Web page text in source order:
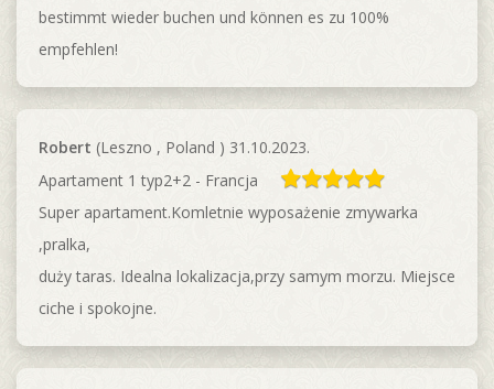
bestimmt wieder buchen und können es zu 100%
empfehlen!
Robert (Leszno , Poland ) 31.10.2023.
Apartament 1 typ2+2 - Francja
Super apartament.Komletnie wyposażenie zmywarka
,pralka,
duży taras. Idealna lokalizacja,przy samym morzu. Miejsce
ciche i spokojne.